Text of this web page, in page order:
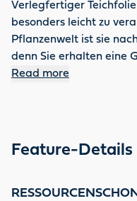
Verlegfertiger
besonders leicht zu
Pflanzenwelt ist sie
denn Sie erhalten eine
Read more
Feature-Details